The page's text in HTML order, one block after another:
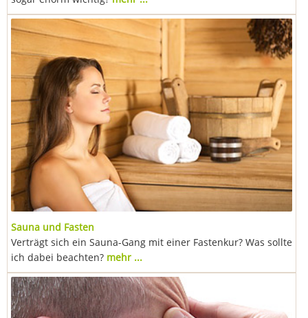
Sauna und Fasten
Verträgt sich ein Sauna-Gang mit einer Fastenkur? Was sollte
ich dabei beachten? mehr ...